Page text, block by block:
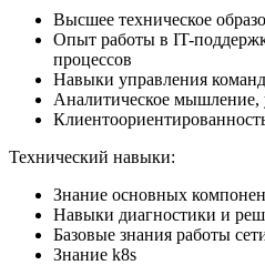
Высшее техническое
Опыт работы в IT-
процессов
Навыки управления
Аналитическое мышление,
Технический навыки:
Знание основных
Навыки диагностики и
Базовые знания работы
Знание k8s